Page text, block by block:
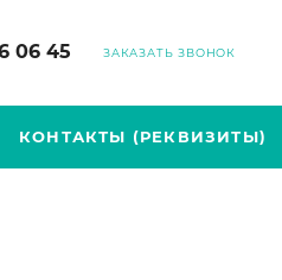
06 45 ЗАКАЗАТЬ ЗВОНОК
КОНТАКТЫ (РЕКВИЗИТЫ)